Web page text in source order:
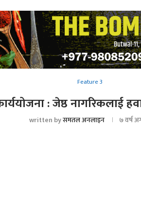
Feature 3
: जेष्ठ नागरिकलाई
written byसमतल अनलाइन ७ वर्ष